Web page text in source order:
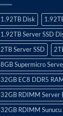
1.92TB Disk
1.92TB Server SSD
2TB Server SSD
8GB Supermicro
32GB EC8 DDR5 RAM
32GB RDIMM Server
32GB RDIMM Sunucu